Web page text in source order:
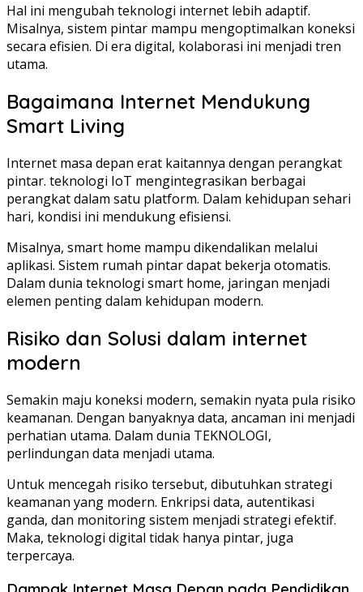
Hal ini mengubah teknologi internet lebih adaptif.
Misalnya, sistem pintar mampu mengoptimalkan koneksi
secara efisien. Di era digital, kolaborasi ini menjadi tren
utama.
Bagaimana Internet Mendukung
Smart Living
Internet masa depan erat kaitannya dengan perangkat
pintar. teknologi IoT mengintegrasikan berbagai
perangkat dalam satu platform. Dalam kehidupan sehari
hari, kondisi ini mendukung efisiensi.
Misalnya, smart home mampu dikendalikan melalui
aplikasi. Sistem rumah pintar dapat bekerja otomatis.
Dalam dunia teknologi smart home, jaringan menjadi
elemen penting dalam kehidupan modern.
Risiko dan Solusi dalam internet
modern
Semakin maju koneksi modern, semakin nyata pula risiko
keamanan. Dengan banyaknya data, ancaman ini menjadi
perhatian utama. Dalam dunia TEKNOLOGI,
perlindungan data menjadi utama.
Untuk mencegah risiko tersebut, dibutuhkan strategi
keamanan yang modern. Enkripsi data, autentikasi
ganda, dan monitoring sistem menjadi strategi efektif.
Maka, teknologi digital tidak hanya pintar, juga
terpercaya.